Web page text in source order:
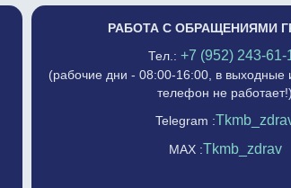
РАБОТА С ОБРАЩЕНИЯМИ
Тел.: +7 (952) 243-61-
(рабочие дни - 08:00-16:00, в выходные
телефон не работает!)
Telegram :
MAX :Tkmb_zdrav